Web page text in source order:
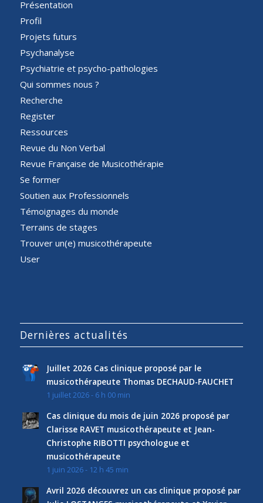
Présentation
Profil
Projets futurs
Psychanalyse
Psychiatrie et psycho-pathologies
Qui sommes nous ?
Recherche
Register
Ressources
Revue du Non Verbal
Revue Française de Musicothérapie
Se former
Soutien aux Professionnels
Témoignages du monde
Terrains de stages
Trouver un(e) musicothérapeute
User
Dernières actualités
Juillet 2026 Cas clinique proposé par le
musicothérapeute Thomas DECHAUD-FAUCHET
1 juillet 2026 - 6 h 00 min
Cas clinique du mois de juin 2026 proposé par
Clarisse RAVET musicothérapeute et Jean-
Christophe RIBOTTI psychologue et
musicothérapeute
1 juin 2026 - 12 h 45 min
Avril 2026 découvrez un cas clinique proposé par